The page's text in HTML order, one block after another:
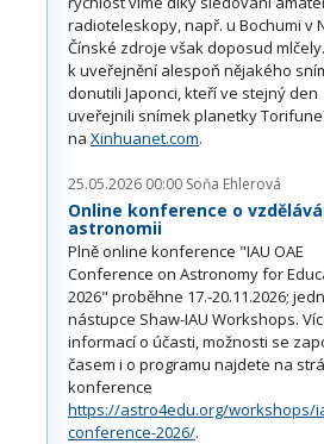
radioteleskopy, např. u Bochumi v
Čínské zdroje však doposud
k uveřejnění alespoň nějakého
donutili Japonci, kteří ve stejný den
uveřejnili snímek planetky
na Xinhuanet.com.
25.05.2026 00:00 Soňa Ehlerová
Online konference o
astronomii
Plně online konference "IAU OAE
Conference on Astronomy for
2026" proběhne 17.-20.11.2026;
nástupce Shaw-IAU Workshops.
informací o účasti, možnosti se
časem i o programu najdete na
konference
https://astro4edu.org/workshops/
conference-2026/.